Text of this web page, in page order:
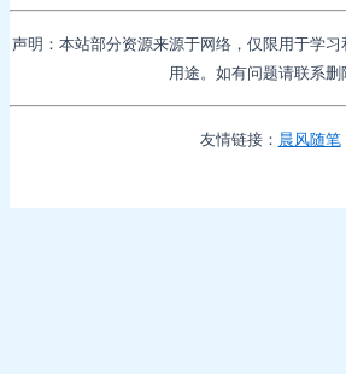
声明：本站部分资源来源于网络，仅限用于学
用途。如有问题请联系删
友情链接： 晨风随笔